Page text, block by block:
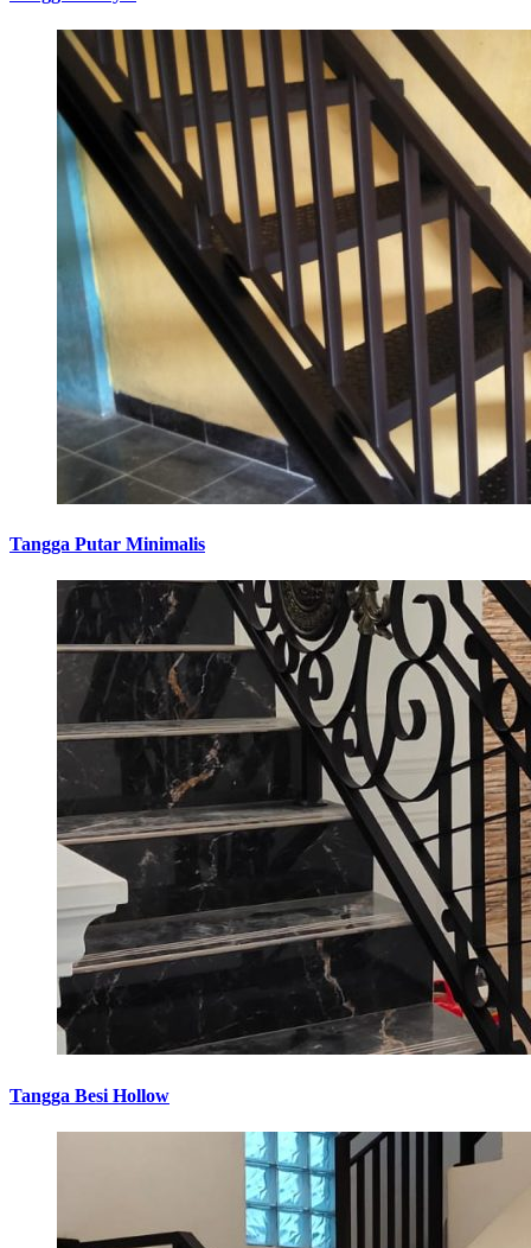
Tangga Putar Minimalis
Tangga Besi Hollow